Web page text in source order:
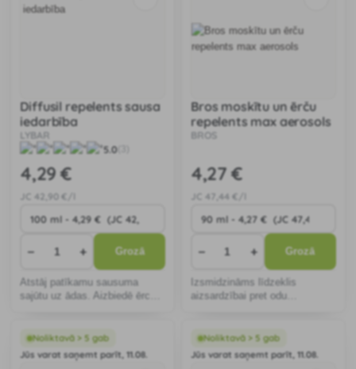
Diffusil repelents sausa
iedarbība
LYBAR
5.0(3)
4,29 €
42 ,90 €/l
− + Grozā
Atstāj patīkamu sausuma
sajūtu uz ādas. Aizbiedē ērces,
alvejas ekstraktus un D-
pantenolu.
Bros moskītu un ērču
repelents max aerosols
BROS
4,27 €
47 ,44 €/l
− + Grozā
Izsmidzināms līdzeklis
aizsardzībai pret odu
taukus.
Noliktavā > 5 gab
Jūs varat saņemt parīt, 11.08.
Noliktavā > 5 gab
Jūs varat saņemt parīt, 11.08.